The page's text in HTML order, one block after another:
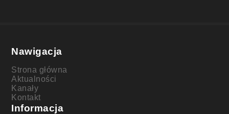
Nawigacja
Strona główna
Aktualności
Kanały
Kontakt
Informacja